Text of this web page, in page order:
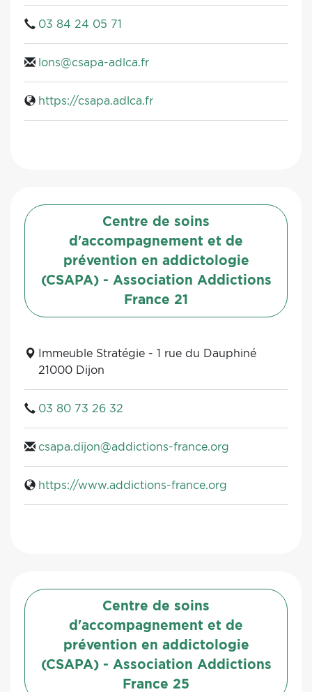
03 84 24 05 71
lons@csapa-adlca.fr
https://csapa.adlca.fr
Centre de soins
d'accompagnement et de
prévention en addictologie
(CSAPA) - Association Addictions
France 21
Immeuble Stratégie - 1 rue du Dauphiné
21000 Dijon
03 80 73 26 32
csapa.dijon@addictions-france.org
https://www.addictions-france.org
Centre de soins
d'accompagnement et de
prévention en addictologie
(CSAPA) - Association Addictions
France 25